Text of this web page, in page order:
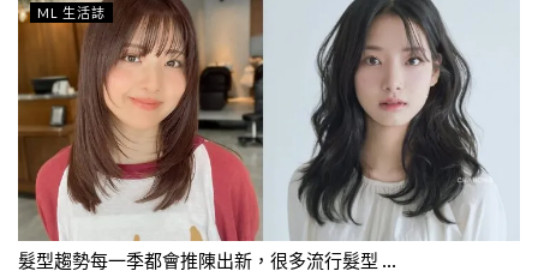
ML 生活誌
髮型趨勢每一季都會推陳出新，很多流行髮型 ...